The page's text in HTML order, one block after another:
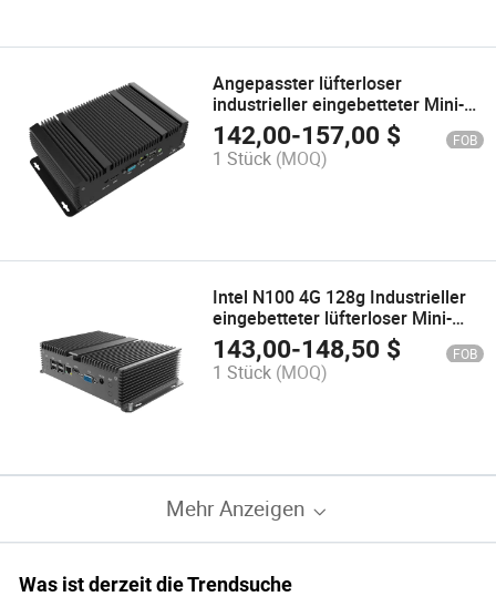
Angepasster lüfterloser
industrieller eingebetteter Mini-
Computer für IIoT mit Intel J1900
142,00-157,00 $ FOB
1 Stück (MOQ)
Intel N100 4G 128g Industrieller
eingebetteter lüfterloser Mini-
Computer mit 1LAN 1HDMI 1VGA
2COM 8USB
143,00-148,50 $ FOB
1 Stück (MOQ)
Mehr Anzeigen
Was ist derzeit die Trendsuche